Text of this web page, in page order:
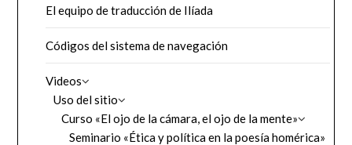
El equipo de traducción de Ilíada
Códigos del sistema de navegación
Videos
Uso del sitio
Curso «El ojo de la cámara, el ojo de la mente»
Seminario «Ética y política en la poesía homérica»